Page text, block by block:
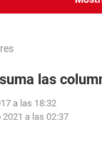
las
a las 18:32
2021 a las 02:37